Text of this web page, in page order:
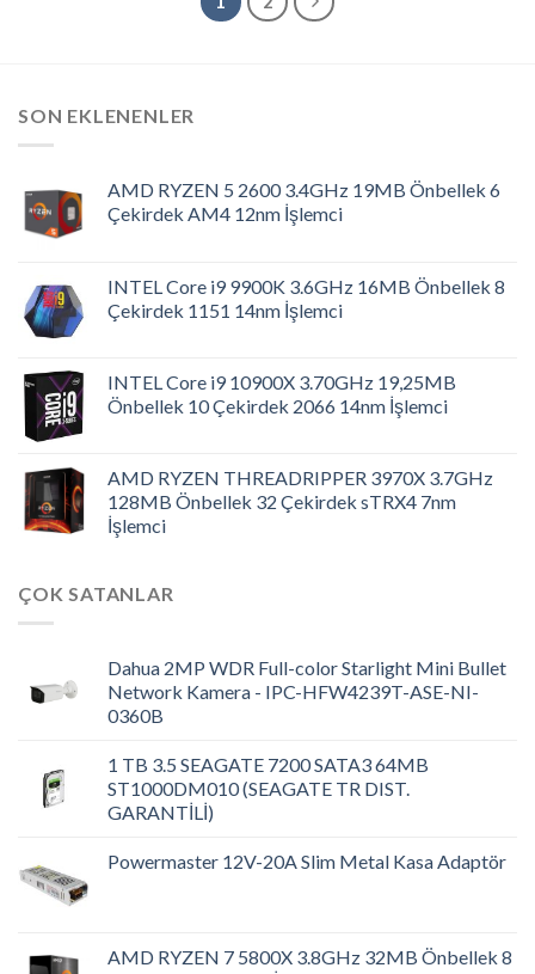
SON EKLENENLER
AMD RYZEN 5 2600 3.4GHz 19MB Önbellek 6
Çekirdek AM4 12nm İşlemci
INTEL Core i9 9900K 3.6GHz 16MB Önbellek 8
Çekirdek 1151 14nm İşlemci
INTEL Core i9 10900X 3.70GHz 19,25MB
Önbellek 10 Çekirdek 2066 14nm İşlemci
AMD RYZEN THREADRIPPER 3970X 3.7GHz
128MB Önbellek 32 Çekirdek sTRX4 7nm
İşlemci
ÇOK SATANLAR
Dahua 2MP WDR Full-color Starlight Mini Bullet
Network Kamera - IPC-HFW4239T-ASE-NI-
0360B
1 TB 3.5 SEAGATE 7200 SATA3 64MB
ST1000DM010 (SEAGATE TR DIST.
GARANTİLİ)
Powermaster 12V-20A Slim Metal Kasa Adaptör
AMD RYZEN 7 5800X 3.8GHz 32MB Önbellek 8